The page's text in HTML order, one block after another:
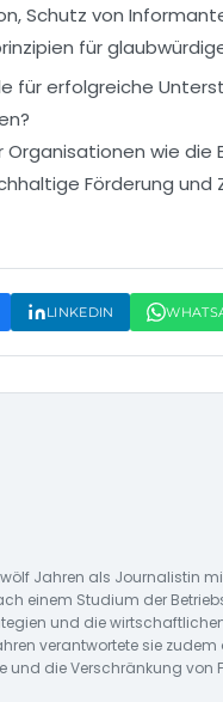
Schutz von
für
für erfolgreiche
Organisationen wie die
Förderung und
LINKEDIN
Jahren als Journalistin
einem Studium der
und die
verantwortete sie
und die Verschränkung von